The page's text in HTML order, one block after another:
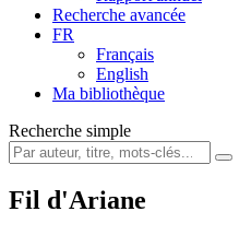
Recherche avancée
FR
Français
English
Ma bibliothèque
Recherche simple
Fil d'Ariane